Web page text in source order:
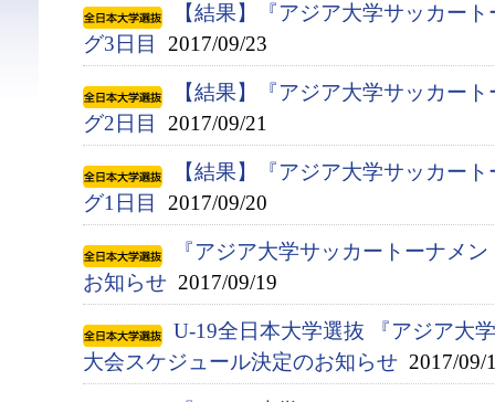
【結果】『アジア大学サッカー
グ3日目
2017/09/23
【結果】『アジア大学サッカー
グ2日目
2017/09/21
【結果】『アジア大学サッカー
グ1日目
2017/09/20
『アジア大学サッカートーナメ
お知らせ 2017/09/19
U-19全日本大学選抜 『アジア大
大会スケジュール決定のお知らせ 2017/09/